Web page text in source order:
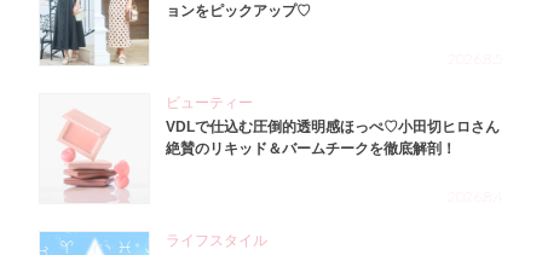
ョンをピックアップ♡
ビューティー
VDLで仕込む圧倒的透明感ほっぺ♡小田切ヒロさん
絶賛のリキッド＆バームチークを徹底解剖！
ライフスタイル